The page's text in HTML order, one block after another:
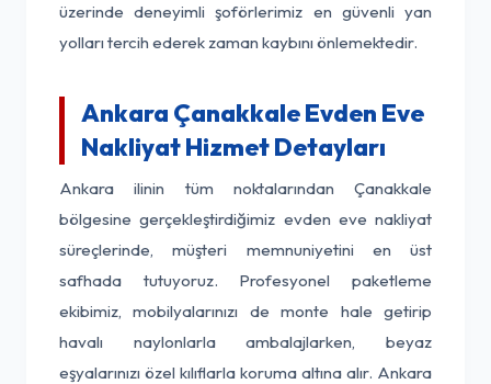
üzerinde deneyimli şoförlerimiz en güvenli yan
yolları tercih ederek zaman kaybını önlemektedir.
Ankara Çanakkale Evden Eve
Nakliyat Hizmet Detayları
Ankara ilinin tüm noktalarından Çanakkale
bölgesine gerçekleştirdiğimiz evden eve nakliyat
süreçlerinde, müşteri memnuniyetini en üst
safhada tutuyoruz. Profesyonel paketleme
ekibimiz, mobilyalarınızı de monte hale getirip
havalı naylonlarla ambalajlarken, beyaz
eşyalarınızı özel kılıflarla koruma altına alır. Ankara